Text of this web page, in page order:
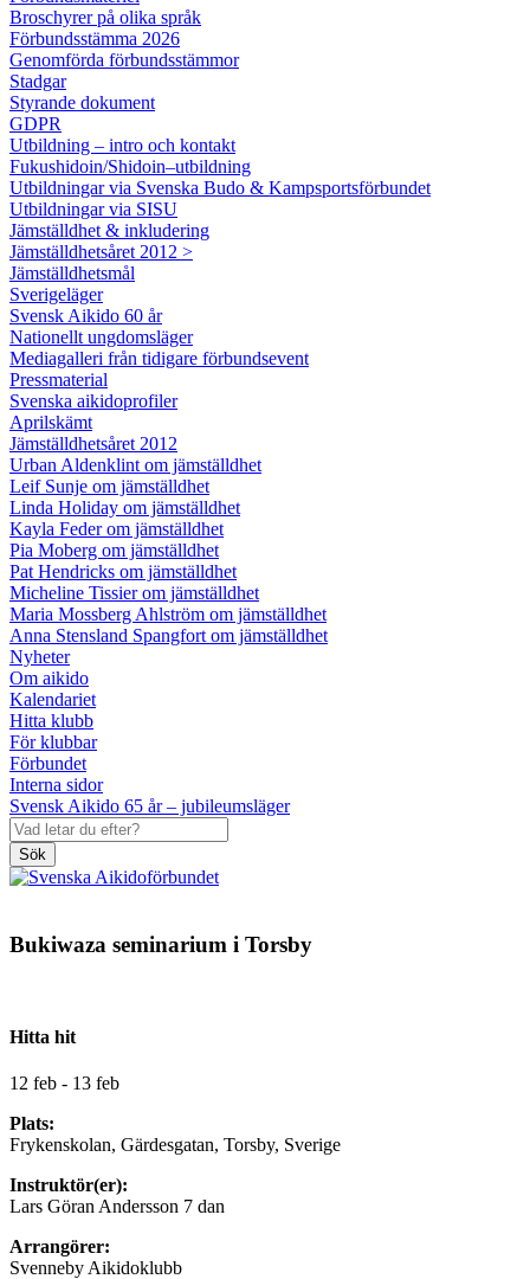
Broschyrer på olika språk
Förbundsstämma 2026
Genomförda förbundsstämmor
Stadgar
Styrande dokument
GDPR
Utbildning – intro och kontakt
Fukushidoin/Shidoin–utbildning
Utbildningar via Svenska Budo & Kampsportsförbundet
Utbildningar via SISU
Jämställdhet & inkludering
Jämställdhetsåret 2012 >
Jämställdhetsmål
Sverigeläger
Svensk Aikido 60 år
Nationellt ungdomsläger
Mediagalleri från tidigare förbundsevent
Pressmaterial
Svenska aikidoprofiler
Aprilskämt
Jämställdhetsåret 2012
Urban Aldenklint om jämställdhet
Leif Sunje om jämställdhet
Linda Holiday om jämställdhet
Kayla Feder om jämställdhet
Pia Moberg om jämställdhet
Pat Hendricks om jämställdhet
Micheline Tissier om jämställdhet
Maria Mossberg Ahlström om jämställdhet
Anna Stensland Spangfort om jämställdhet
Nyheter
Om aikido
Kalendariet
Hitta klubb
För klubbar
Förbundet
Interna sidor
Svensk Aikido 65 år – jubileumsläger
Sök
Bukiwaza seminarium i Torsby
Hitta hit
12 feb - 13 feb
Plats:
Frykenskolan, Gärdesgatan, Torsby, Sverige
Instruktör(er):
Lars Göran Andersson 7 dan
Arrangörer:
Svenneby Aikidoklubb